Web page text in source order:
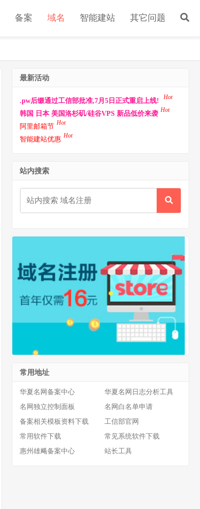
备案 域名 智能建站 其它问题
最新活动
.pw后缀通过工信部批准,7月5日正式重启上线! Hot
韩国 日本 美国洛杉矶/硅谷VPS 新品低价来袭 Hot
阿里邮箱节 Hot
智能建站优惠 Hot
站内搜索
常用地址
华夏名网备案中心
华夏名网日志分析工具
名网独立控制面板
名网白名单申请
备案相关模板资料下载
工信部官网
常用软件下载
常见系统软件下载
惠州雄飚备案中心
站长工具